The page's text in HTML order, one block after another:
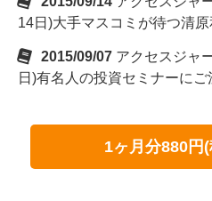
14日)大手マスコミが待つ清
2015/09/07 アクセスジャ
日)有名人の投資セミナーにご
1ヶ月分880円